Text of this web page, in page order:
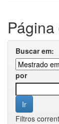
Buscar em:
por
Filtros